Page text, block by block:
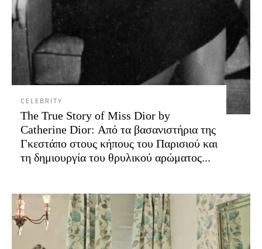
CELEBRITY
The True Story of Miss Dior by
Catherine Dior: Από τα βασανιστήρια της
Γκεστάπο στους κήπους του Παρισιού και
τη δημιουργία του θρυλικού αρώματος...